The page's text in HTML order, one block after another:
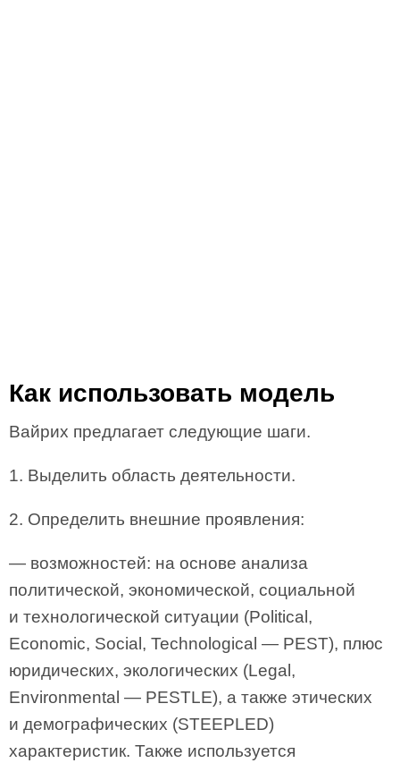
Как использовать модель
Вайрих предлагает следующие шаги.
1. Выделить область деятельности.
2. Определить внешние проявления:
— возможностей: на основе анализа
политической, экономической, социальной
и технологической ситуации (Political,
Economic, Social, Technological — PEST), плюс
юридических, экологических (Legal,
Environmental — PESTLE), а также этических
и демографических (STEEPLED)
характеристик. Также используется